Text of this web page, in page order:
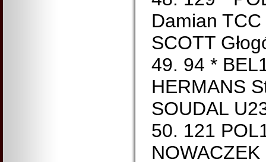
Damian
SCOTT
49. 94 *
HERMANS
SOUDAL
50. 121